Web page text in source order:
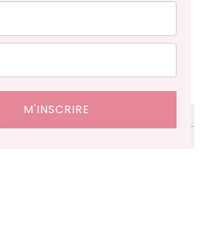
en sequins blanc cassé
l’épaule......
M'INSCRIRE